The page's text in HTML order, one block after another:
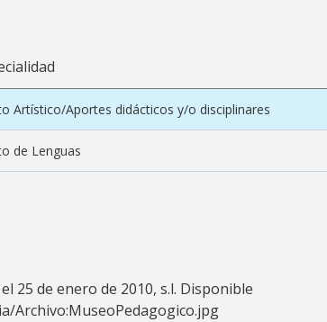
Artístico/Aportes didácticos y/o disciplinares
de Lenguas
25 de enero de 2010, s.l. Disponible
Archivo:MuseoPedagogico.jpg